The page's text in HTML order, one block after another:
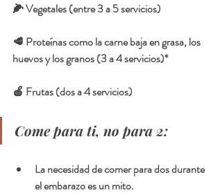
🌽 Vegetales (entre 3 a 5 servicios)
🥩 Proteínas como la carne baja en grasa, los
huevos y los granos (3 a 4 servicios)*
🍎 Frutas (dos a 4 servicios)
Come para ti, no para 2:
La necesidad de comer para dos durante
el embarazo es un mito.